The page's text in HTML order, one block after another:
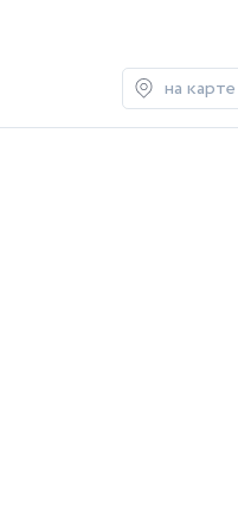
на карте